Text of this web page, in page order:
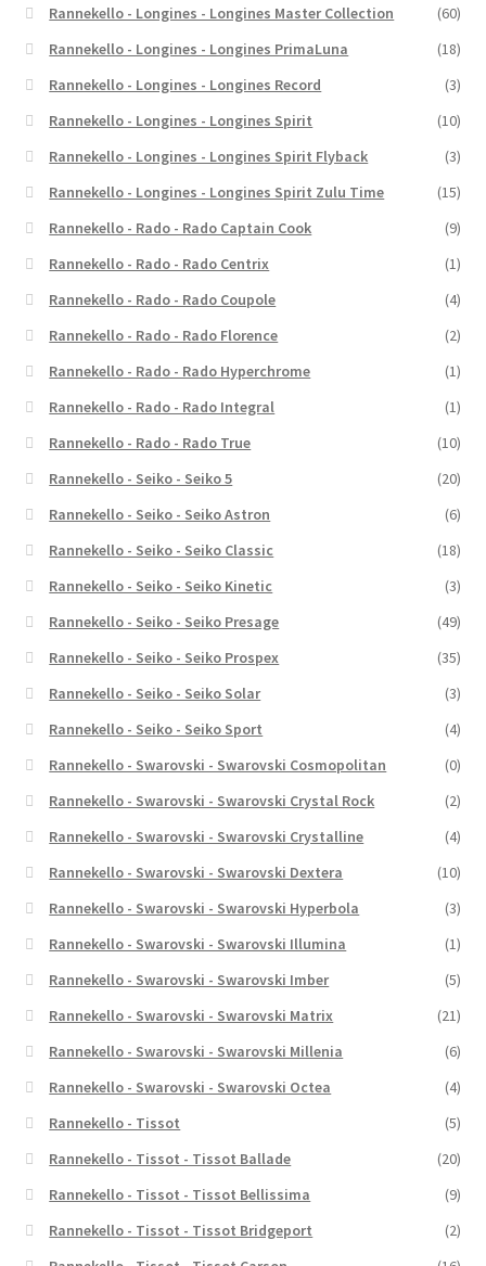
Rannekello - Longines - Longines Master Collection
(60)
Rannekello - Longines - Longines PrimaLuna
(18)
Rannekello - Longines - Longines Record
(3)
Rannekello - Longines - Longines Spirit
(10)
Rannekello - Longines - Longines Spirit Flyback
(3)
Rannekello - Longines - Longines Spirit Zulu Time
(15)
Rannekello - Rado - Rado Captain Cook
(9)
Rannekello - Rado - Rado Centrix
(1)
Rannekello - Rado - Rado Coupole
(4)
Rannekello - Rado - Rado Florence
(2)
Rannekello - Rado - Rado Hyperchrome
(1)
Rannekello - Rado - Rado Integral
(1)
Rannekello - Rado - Rado True
(10)
Rannekello - Seiko - Seiko 5
(20)
Rannekello - Seiko - Seiko Astron
(6)
Rannekello - Seiko - Seiko Classic
(18)
Rannekello - Seiko - Seiko Kinetic
(3)
Rannekello - Seiko - Seiko Presage
(49)
Rannekello - Seiko - Seiko Prospex
(35)
Rannekello - Seiko - Seiko Solar
(3)
Rannekello - Seiko - Seiko Sport
(4)
Rannekello - Swarovski - Swarovski Cosmopolitan
(0)
Rannekello - Swarovski - Swarovski Crystal Rock
(2)
Rannekello - Swarovski - Swarovski Crystalline
(4)
Rannekello - Swarovski - Swarovski Dextera
(10)
Rannekello - Swarovski - Swarovski Hyperbola
(3)
Rannekello - Swarovski - Swarovski Illumina
(1)
Rannekello - Swarovski - Swarovski Imber
(5)
Rannekello - Swarovski - Swarovski Matrix
(21)
Rannekello - Swarovski - Swarovski Millenia
(6)
Rannekello - Swarovski - Swarovski Octea
(4)
Rannekello - Tissot
(5)
Rannekello - Tissot - Tissot Ballade
(20)
Rannekello - Tissot - Tissot Bellissima
(9)
Rannekello - Tissot - Tissot Bridgeport
(2)